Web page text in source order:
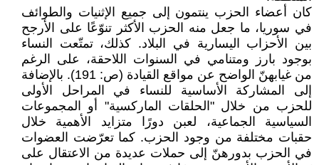
كان أعضاء الحزب ينتمون إلى جميع الإثنيات والطوائف
في سوريا، ما جعل منه الحزب الأكثر تنوّعًا على الأرجح
بين الأحزاب اليسارية في البلاد. كذلك، تمتّعت النساء
بوجود بارز ومتنامي في السنوات اللاحقة، على الرغم
من غيابهنّ الواضح عن مواقع القيادة (ص: 191). بالإضافة
إلى المشاركة الأساسية للنساء في المراحل الأولى
للحزب من خلال "الحلقات الماركسية" أو المجموعات
السياسية الجماعية، لعبن دورًا متزايد الأهمية خلال
حقبات مختلفة من وجود الحزب. كما تعرّضت العضوات
في الحزب بدورهنّ إلى حملات عديدة من الاعتقال على